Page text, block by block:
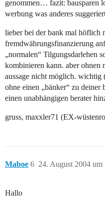
genommen… fazit: bausparen
werbung was anderes
lieber bei der bank mal höflich
fremdwährungsfinanzierung
„normalen“ Tilgungsdarlehen
kombinieren kann. aber ohnen
aussage nicht möglich. wichtig
ohne einen „bänker“ zu deiner
einen unabhängigen berater
gruss, maxxler71 (EX-
Maboe 24. August 2004 um
6
Hallo